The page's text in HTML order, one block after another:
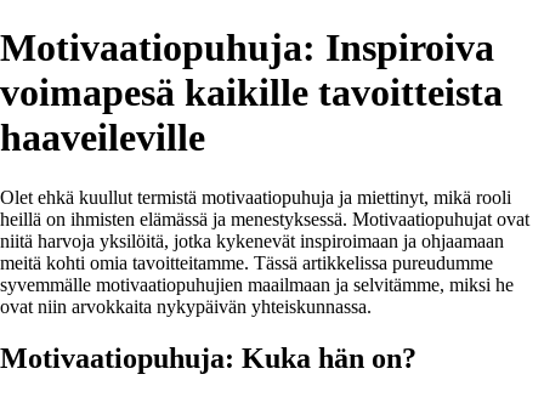
Motivaatiopuhuja: Inspiroiva
voimapesä kaikille tavoitteista
haaveileville
Olet ehkä kuullut termistä motivaatiopuhuja ja miettinyt, mikä rooli
heillä on ihmisten elämässä ja menestyksessä. Motivaatiopuhujat ovat
niitä harvoja yksilöitä, jotka kykenevät inspiroimaan ja ohjaamaan
meitä kohti omia tavoitteitamme. Tässä artikkelissa pureudumme
syvemmälle motivaatiopuhujien maailmaan ja selvitämme, miksi he
ovat niin arvokkaita nykypäivän yhteiskunnassa.
Motivaatiopuhuja: Kuka hän on?